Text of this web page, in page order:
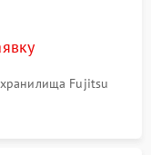
хранилища Fujitsu